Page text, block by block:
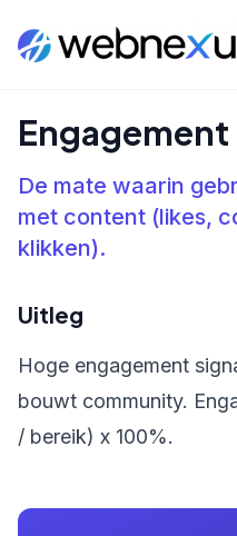
Home Kennisbank
Engagement
De mate waarin
met content (likes,
klikken).
Uitleg
Hoge engagement
bouwt community.
/ bereik) x 100%.